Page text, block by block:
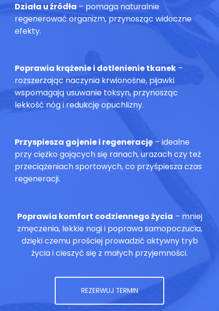
Działa u źródła – pomaga naturalnie
regenerować organizm, przynosząc widoczne
efekty.
Poprawia krążenie i dotlenienie tkanek –
rozszerzając naczynia krwionośne, pijawki
wspomagają usuwanie toksyn, przynosząc
lekkość nóg i redukcję opuchlizny.
Przyspiesza gojenie i regenerację – idealne
przy ciężko gojących się ranach, urazach czy też
przeciążeniach sportowych, co przyśpiesza czas
regeneracji.
Poprawia komfort codziennego życia – mniej
zmęczenia, lekkie nogi i poprawa samopoczucia,
dzięki czemu prościej prowadzić aktywny tryb
życia i cieszyć się z małych przyjemności.
REZERWUJ TERMIN